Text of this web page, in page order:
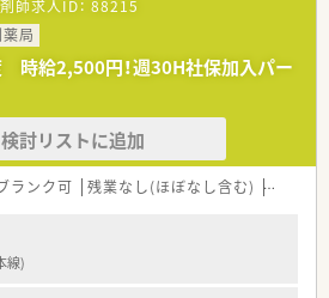
観が印象的な新しくきれいな薬局です。
型店で、耳鼻咽喉科専門病院からの処方せ
います。
上展開する大手調剤薬局です。
合が76.8%と高く、地域の人々の暮らしや
に根付いた薬局展開を行っています。
あっても、退職することなく店舗異動のご
らこそ！の安心感があります。
師求人ID： 88215
局
時給2,500円！週30H社保加入パー
検討リストに追加
ランク可 残業なし(ほぼなし含む) 転勤な
線)